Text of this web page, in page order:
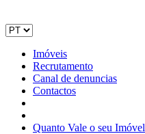
Imóveis
Recrutamento
Canal de denuncias
Contactos
Quanto Vale o seu Imóvel